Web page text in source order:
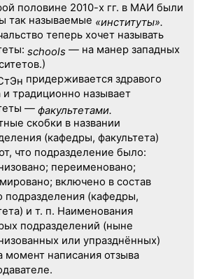
половине 2010-х гг. в МАИ были
так называемые «институты».
теперь хочет называть
schools — на манер западных
придерживается здравого
традиционно называет
— факультетами.
скобки в названии
(кафедры, факультета)
что подразделение было:
переименовано;
включено в состав
подразделения (кафедры,
и т. п. Наименования
подразделений (ныне
или упразднённых)
момент написания отзыва